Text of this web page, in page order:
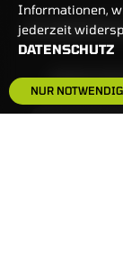
HÄUFIG
Informationen,
jederzeit
DATENSCHUTZ
NUR